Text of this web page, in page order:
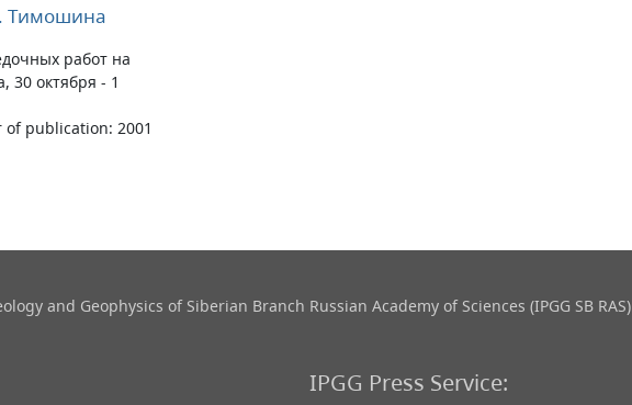
Тимошина
работ на
30 октября - 1
publication: 2001
and Geophysics​ of Siberian Branch Russian Academy of Sciences (IPGG SB RAS)
IPGG Press Service: